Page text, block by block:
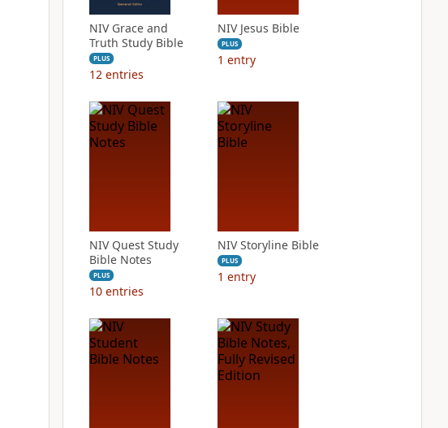
NIV Grace and
Truth Study Bible
PLUS
12 entries
NIV Jesus Bible
PLUS
1 entry
NIV Quest Study
Bible Notes
PLUS
10 entries
NIV Storyline Bible
PLUS
1 entry